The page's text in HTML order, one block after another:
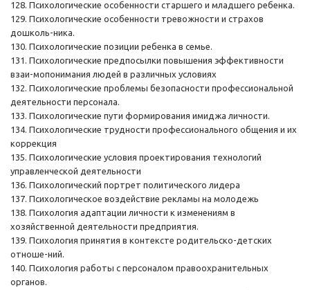
128. Психологические особенности старшего и младшего ребенка.
129. Психологические особенности тревожности и страхов
дошколь-ника.
130. Психологические позиции ребенка в семье.
131. Психологические предпосылки повышения эффективности
взаи-мопонимания людей в различных условиях
132. Психологические проблемы безопасности профессиональной
деятельности персонала.
133. Психологические пути формирования имиджа личности.
134. Психологические трудности профессионального общения и их
коррекция
135. Психологические условия проектирования технологий
управленческой деятельности
136. Психологический портрет политического лидера
137. Психологическое воздействие рекламы на молодежь
138. Психология адаптации личности к изменениям в
хозяйственной деятельности предприятия.
139. Психология принятия в контексте родительско-детских
отноше-ний.
140. Психология работы с персоналом правоохранительных
органов.